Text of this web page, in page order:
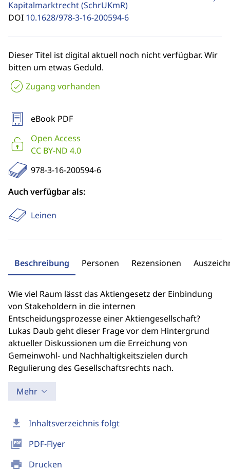
download Inhaltsverzeichnis folgt
picture_as_pdf PDF-Flyer
print Drucken
Kapitalmarktrecht (SchrUKmR)
DOI 10.1628/978-3-16-200594-6
Dieser Titel ist digital aktuell noch nicht verfügbar. Wir
bitten um etwas Geduld.
Zugang vorhanden
eBook PDF
Open Access
CC BY-ND 4.0
978-3-16-200594-6
Auch verfügbar als:
Leinen
Beschreibung Personen Rezensionen
Wie viel Raum lässt das Aktiengesetz der Einbindung
von Stakeholdern in die internen
Entscheidungsprozesse einer Aktiengesellschaft?
Lukas Daub geht dieser Frage vor dem Hintergrund
aktueller Diskussionen um die Erreichung von
Gemeinwohl- und Nachhaltigkeitszielen durch
Regulierung des Gesellschaftsrechts nach.
Mehr